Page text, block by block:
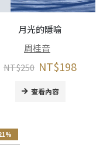
月光的隱喻
周桂音
NT$250 NT$198
查看內容